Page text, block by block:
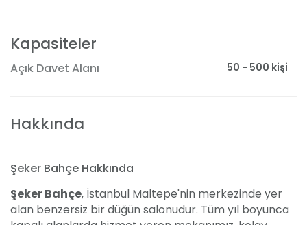
Kapasiteler
Açık Davet Alanı 50 - 500 kişi
Hakkında
Şeker Bahçe Hakkında
Şeker Bahçe, İstanbul Maltepe'nin merkezinde yer
alan benzersiz bir düğün salonudur. Tüm yıl boyunca